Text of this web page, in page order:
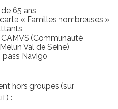
65 ans
carte « Familles nombreuses »
(Communauté
Val de Seine)
pass Navigo
hors groupes (sur
: